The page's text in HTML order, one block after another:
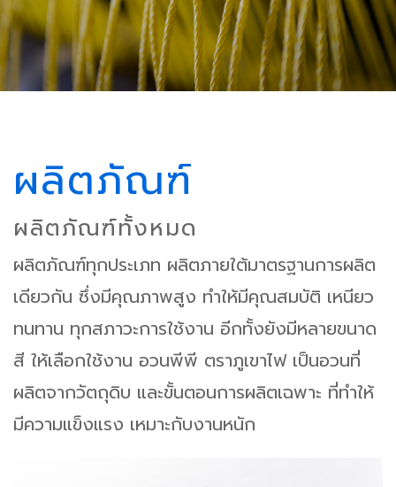
ผลิตภัณฑ์
ผลิตภัณฑ์ทั้งหมด
ผลิตภัณฑ์ทุกประเภท ผลิตภายใต้มาตรฐานการผลิต
เดียวกัน ซึ่งมีคุณภาพสูง ทำให้มีคุณสมบัติ เหนียว
ทนทาน ทุกสภาวะการใช้งาน อีกทั้งยังมีหลายขนาด
สี ให้เลือกใช้งาน อวนพีพี ตราภูเขาไฟ เป็นอวนที่
ผลิตจากวัตถุดิบ และขั้นตอนการผลิตเฉพาะ ที่ทำให้
มีความแข็งแรง เหมาะกับงานหนัก